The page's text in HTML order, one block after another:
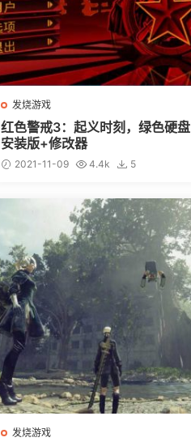
发烧游戏
红色警戒3：起义时刻，绿色硬盘
安装版+修改器
2021-11-09 4.4k 5
发烧游戏